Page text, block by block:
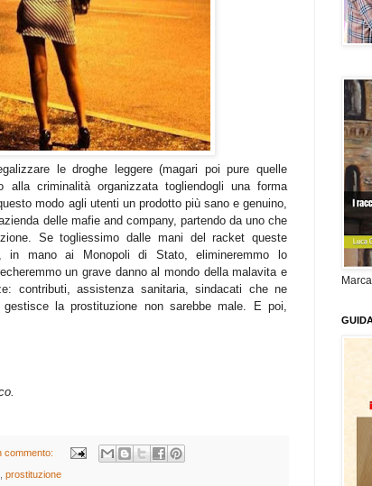
le droghe leggere (magari poi pure quelle
criminalità organizzata togliendogli una forma
modo agli utenti un prodotto più sano e genuino,
delle mafie and company, partendo da uno che
Se togliessimo dalle mani del racket queste
in mano ai Monopoli di Stato, elimineremmo lo
un grave danno al mondo della malavita e
contributi, assistenza sanitaria, sindacati che ne
la prostituzione non sarebbe male. E poi,
commento:
prostituzione
Marca